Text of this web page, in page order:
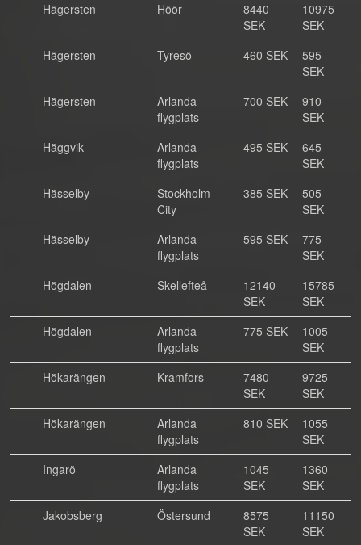
Hägersten
Höör
8440
SEK
10975
SEK
Hägersten
Tyresö 460 SEK
595
SEK
Hägersten
Arlanda
flygplats
700 SEK
910
SEK
Häggvik
Arlanda
flygplats
495 SEK
645
SEK
Hässelby
Stockholm
City
385 SEK
505
SEK
Hässelby
Arlanda
flygplats
595 SEK
775
SEK
Högdalen
Skellefteå
12140
SEK
15785
SEK
Högdalen
Arlanda
flygplats
775 SEK
1005
SEK
Hökarängen
Kramfors
7480
SEK
9725
SEK
Hökarängen
Arlanda
flygplats
810 SEK
1055
SEK
Ingarö
Arlanda
flygplats
1045
SEK
1360
SEK
Jakobsberg
Östersund
8575
SEK
11150
SEK